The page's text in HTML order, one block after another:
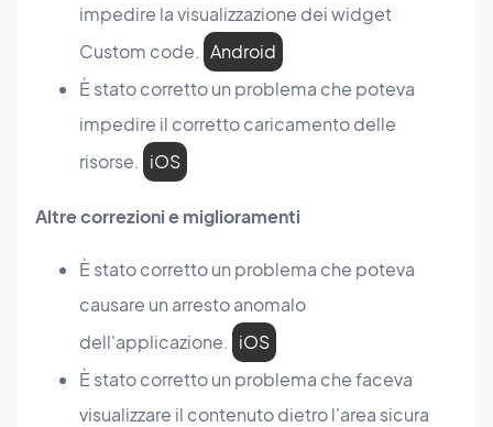
impedire la visualizzazione dei widget
Custom code. Android
È stato corretto un problema che poteva
impedire il corretto caricamento delle
risorse. iOS
Altre correzioni e miglioramenti
È stato corretto un problema che poteva
causare un arresto anomalo
dell'applicazione. iOS
È stato corretto un problema che faceva
visualizzare il contenuto dietro l'area sicura